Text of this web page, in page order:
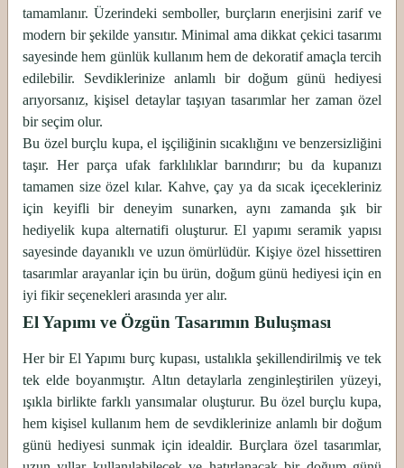
tamamlanır. Üzerindeki semboller, burçların enerjisini zarif ve
modern bir şekilde yansıtır. Minimal ama dikkat çekici tasarımı
sayesinde hem günlük kullanım hem de dekoratif amaçla tercih
edilebilir. Sevdiklerinize anlamlı bir doğum günü hediyesi
arıyorsanız, kişisel detaylar taşıyan tasarımlar her zaman özel
bir seçim olur.
Bu özel burçlu kupa, el işçiliğinin sıcaklığını ve benzersizliğini
taşır. Her parça ufak farklılıklar barındırır; bu da kupanızı
tamamen size özel kılar. Kahve, çay ya da sıcak içecekleriniz
için keyifli bir deneyim sunarken, aynı zamanda şık bir
hediyelik kupa alternatifi oluşturur. El yapımı seramik yapısı
sayesinde dayanıklı ve uzun ömürlüdür. Kişiye özel hissettiren
tasarımlar arayanlar için bu ürün, doğum günü hediyesi için en
iyi fikir seçenekleri arasında yer alır.
El Yapımı ve Özgün Tasarımın Buluşması
Her bir El Yapımı burç kupası, ustalıkla şekillendirilmiş ve tek
tek elde boyanmıştır. Altın detaylarla zenginleştirilen yüzeyi,
ışıkla birlikte farklı yansımalar oluşturur. Bu özel burçlu kupa,
hem kişisel kullanım hem de sevdiklerinize anlamlı bir doğum
günü hediyesi sunmak için idealdir. Burçlara özel tasarımlar,